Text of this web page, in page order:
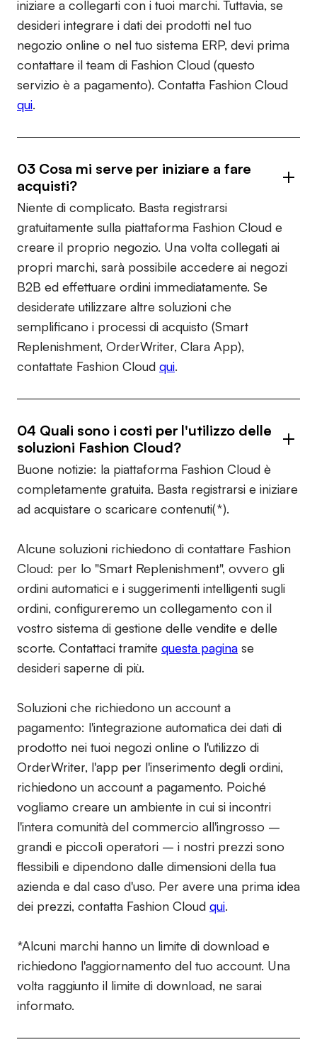
iniziare a collegarti con i tuoi marchi. Tuttavia, se
desideri integrare i dati dei prodotti nel tuo
negozio online o nel tuo sistema ERP, devi prima
contattare il team di Fashion Cloud (questo
servizio è a pagamento). Contatta Fashion Cloud
qui.
03 Cosa mi serve per iniziare a fare
acquisti?
Niente di complicato. Basta registrarsi
gratuitamente sulla piattaforma Fashion Cloud e
creare il proprio negozio. Una volta collegati ai
propri marchi, sarà possibile accedere ai negozi
B2B ed effettuare ordini immediatamente. Se
desiderate utilizzare altre soluzioni che
semplificano i processi di acquisto (Smart
Replenishment, OrderWriter, Clara App),
contattate Fashion Cloud qui.
04 Quali sono i costi per l'utilizzo delle
soluzioni Fashion Cloud?
Buone notizie: la piattaforma Fashion Cloud è
completamente gratuita. Basta registrarsi e iniziare
ad acquistare o scaricare contenuti(*).
Alcune soluzioni richiedono di contattare Fashion
Cloud: per lo "Smart Replenishment", ovvero gli
ordini automatici e i suggerimenti intelligenti sugli
ordini, configureremo un collegamento con il
vostro sistema di gestione delle vendite e delle
scorte. Contattaci tramite questa pagina se
desideri saperne di più.
Soluzioni che richiedono un account a
pagamento: l'integrazione automatica dei dati di
prodotto nei tuoi negozi online o l'utilizzo di
OrderWriter, l'app per l'inserimento degli ordini,
richiedono un account a pagamento. Poiché
vogliamo creare un ambiente in cui si incontri
l'intera comunità del commercio all'ingrosso –
grandi e piccoli operatori – i nostri prezzi sono
flessibili e dipendono dalle dimensioni della tua
azienda e dal caso d'uso. Per avere una prima idea
dei prezzi, contatta Fashion Cloud qui.
*Alcuni marchi hanno un limite di download e
richiedono l'aggiornamento del tuo account. Una
volta raggiunto il limite di download, ne sarai
informato.